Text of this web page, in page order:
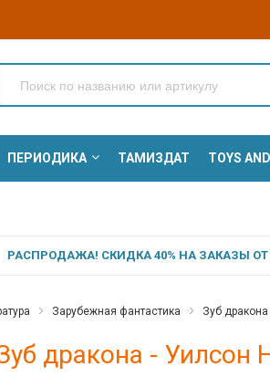
ПЕРИОДИКА ТАМИЗДАТ TOYS
РАСПРОДАЖА! СКИДКА 40% НА ЗАКАЗЫ ОТ
Зарубежная фантастика Зуб
дракона - Уилсон